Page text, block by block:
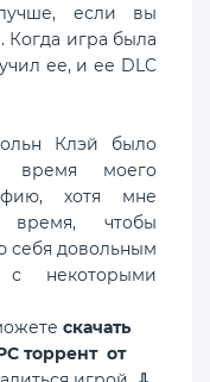
если вы
Когда игра была
ее, и ее DLC
Клэй было
время моего
хотя мне
время, чтобы
себя довольным
некоторыми
скачать
торрент от